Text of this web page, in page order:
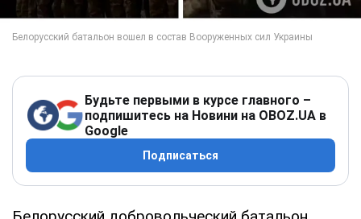
Будьте первыми в курсе главного –
подпишитесь на Новини на OBOZ.UA в
Google
Подписаться